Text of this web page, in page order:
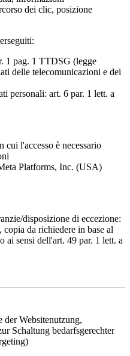
dei clic, posizione
1 pag. 1 TTDSG (legge
delle telecomunicazioni e dei
personali: art. 6 par. 1 lett. a
cui l'accesso è necessario
Platforms, Inc. (USA)
disposizione di eccezione:
da richiedere in base al
ai sensi dell'art. 49 par. 1 lett. a
der Websitenutzung,
Schaltung bedarfsgerechter